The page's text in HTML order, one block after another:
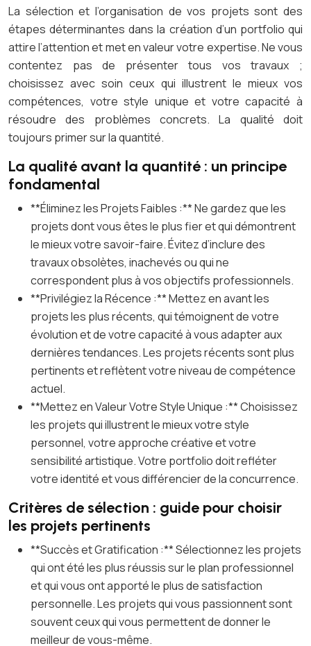
La sélection et l’organisation de vos projets sont des
étapes déterminantes dans la création d’un portfolio qui
attire l’attention et met en valeur votre expertise. Ne vous
contentez pas de présenter tous vos travaux ;
choisissez avec soin ceux qui illustrent le mieux vos
compétences, votre style unique et votre capacité à
résoudre des problèmes concrets. La qualité doit
toujours primer sur la quantité.
La qualité avant la quantité : un principe
fondamental
**Éliminez les Projets Faibles :** Ne gardez que les
projets dont vous êtes le plus fier et qui démontrent
le mieux votre savoir-faire. Évitez d’inclure des
travaux obsolètes, inachevés ou qui ne
correspondent plus à vos objectifs professionnels.
**Privilégiez la Récence :** Mettez en avant les
projets les plus récents, qui témoignent de votre
évolution et de votre capacité à vous adapter aux
dernières tendances. Les projets récents sont plus
pertinents et reflètent votre niveau de compétence
actuel.
**Mettez en Valeur Votre Style Unique :** Choisissez
les projets qui illustrent le mieux votre style
personnel, votre approche créative et votre
sensibilité artistique. Votre portfolio doit refléter
votre identité et vous différencier de la concurrence.
Critères de sélection : guide pour choisir
les projets pertinents
**Succès et Gratification :** Sélectionnez les projets
qui ont été les plus réussis sur le plan professionnel
et qui vous ont apporté le plus de satisfaction
personnelle. Les projets qui vous passionnent sont
souvent ceux qui vous permettent de donner le
meilleur de vous-même.